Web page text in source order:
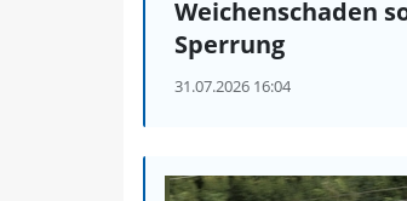
Weichenschaden
Sperrung
31.07.2026 16:04